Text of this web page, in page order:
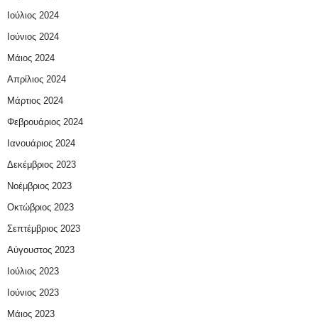
Ιούλιος 2024
Ιούνιος 2024
Μάιος 2024
Απρίλιος 2024
Μάρτιος 2024
Φεβρουάριος 2024
Ιανουάριος 2024
Δεκέμβριος 2023
Νοέμβριος 2023
Οκτώβριος 2023
Σεπτέμβριος 2023
Αύγουστος 2023
Ιούλιος 2023
Ιούνιος 2023
Μάιος 2023